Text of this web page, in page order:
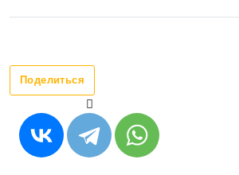
Поделиться